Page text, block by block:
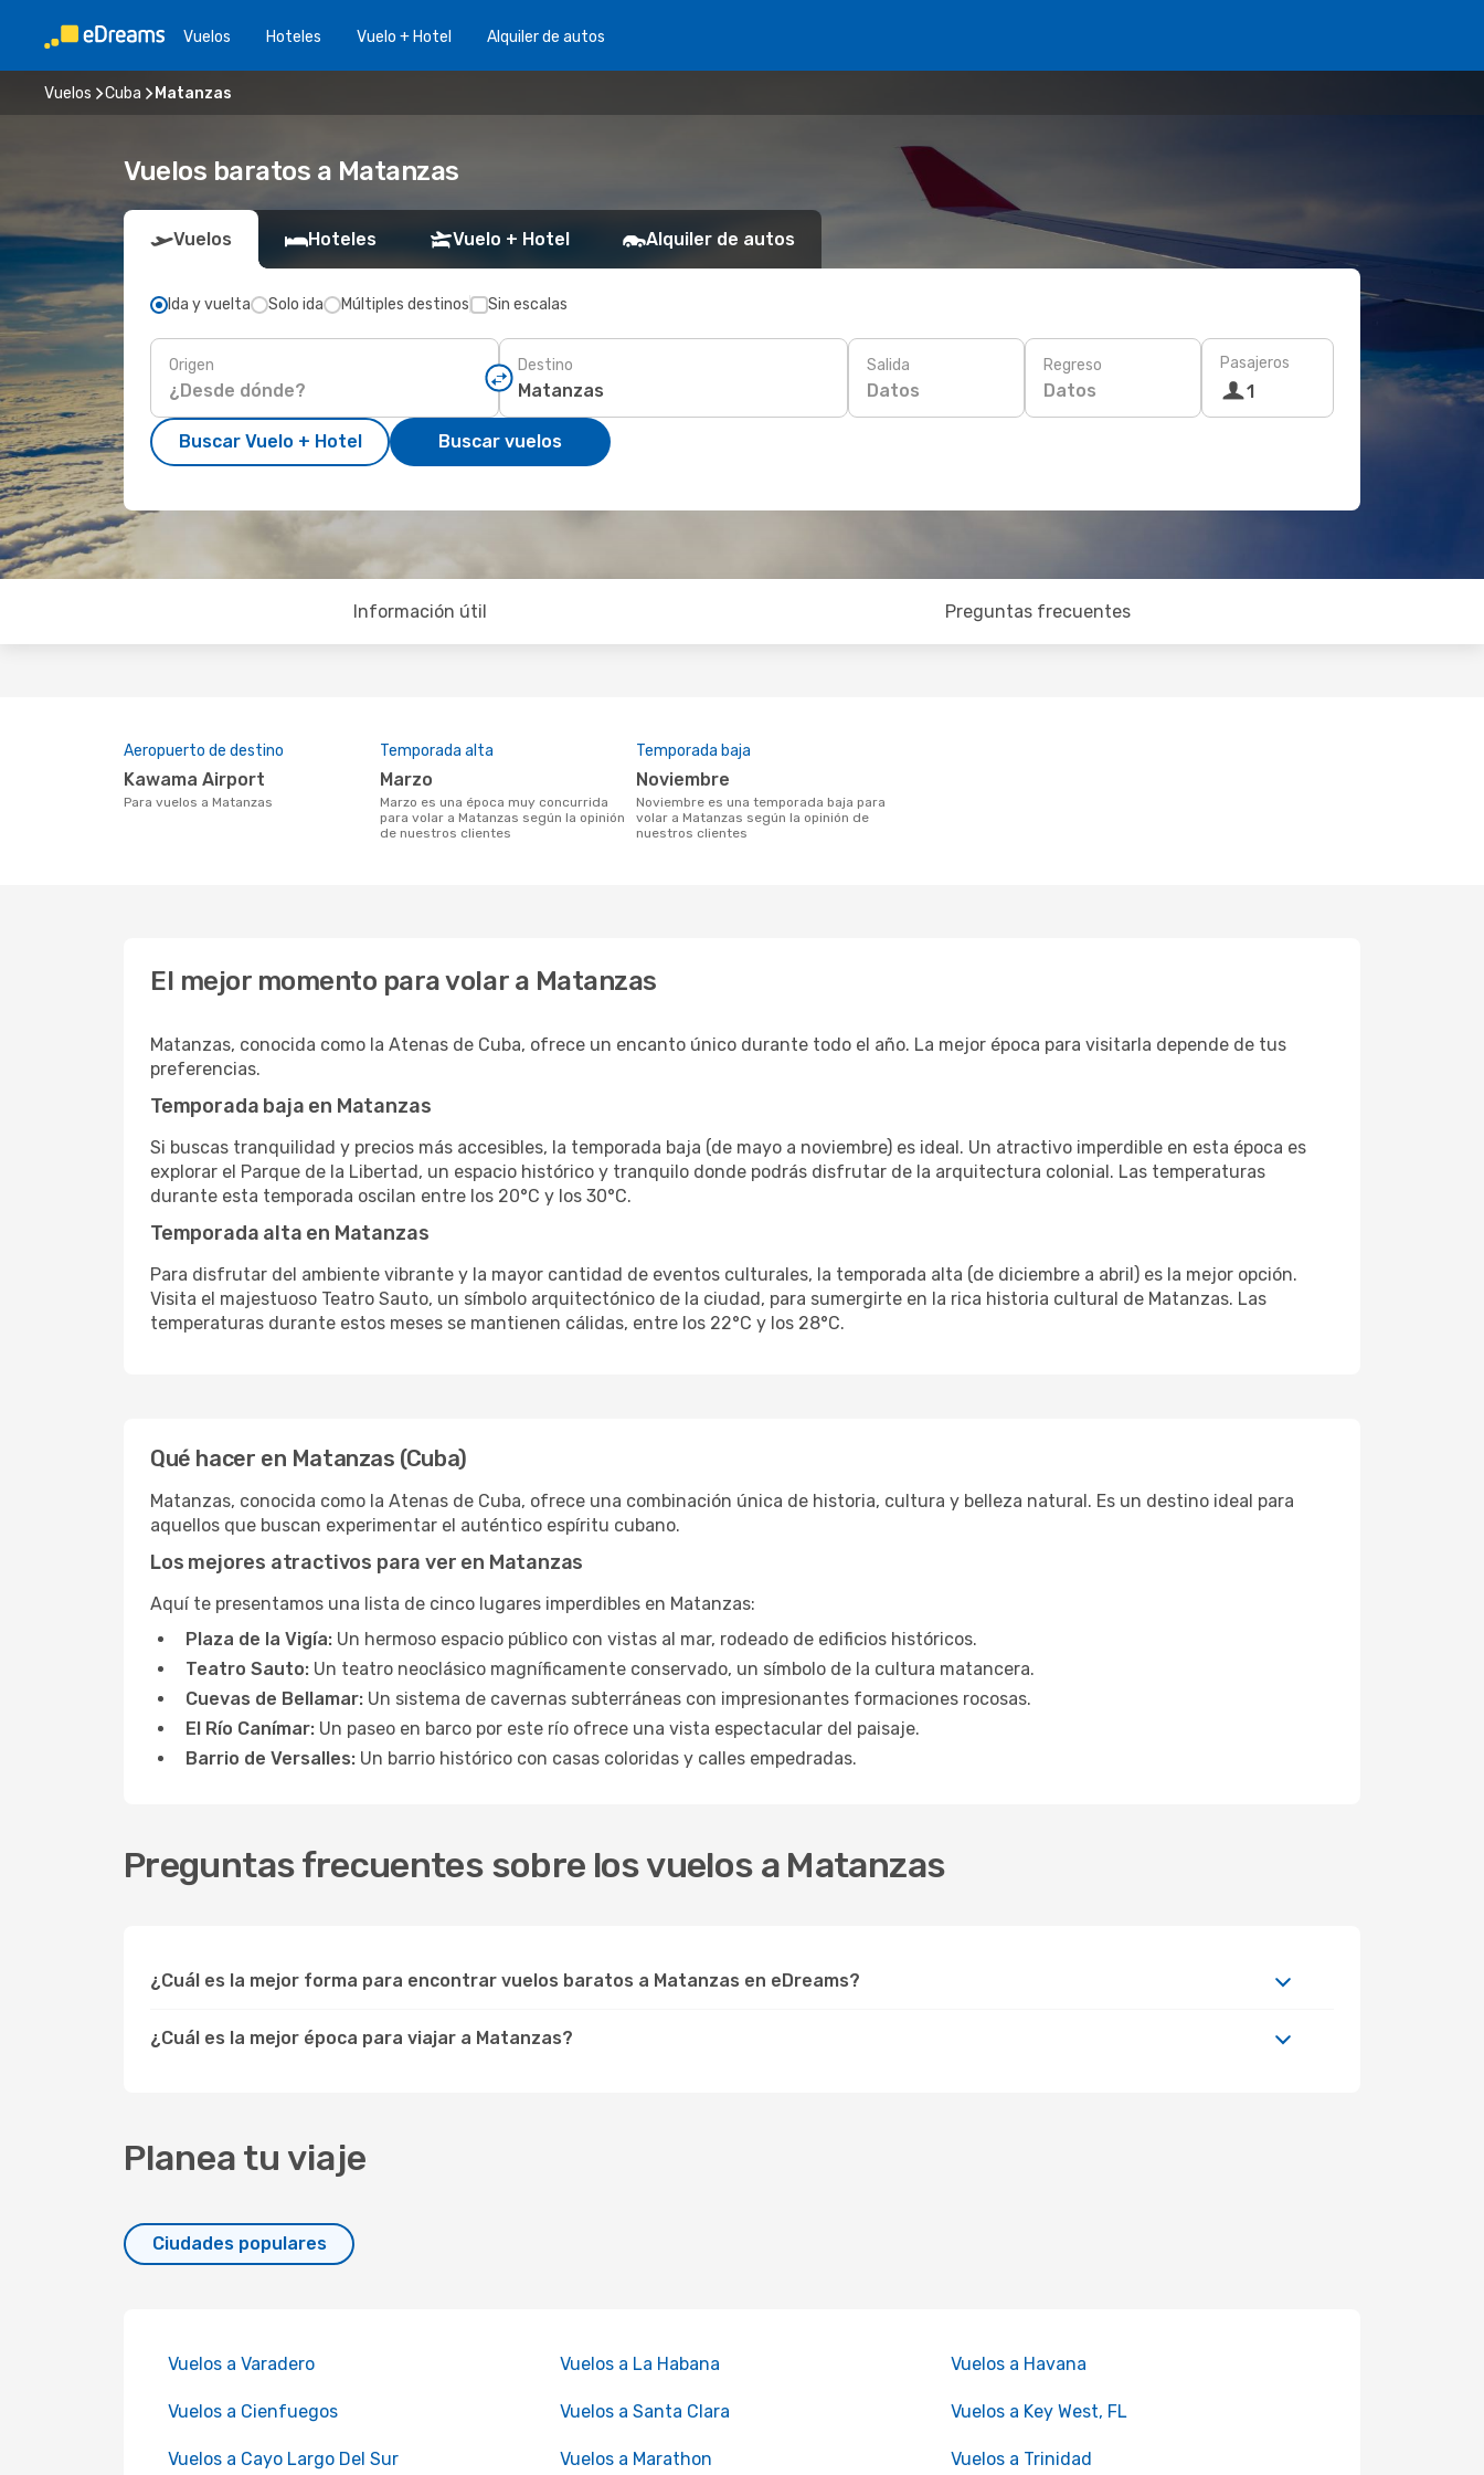
Vuelos Hoteles Vuelo + Hotel Alquiler de autos
Vuelos Cuba Matanzas
Vuelos baratos a Matanzas
Vuelos Hoteles Vuelo + Hotel Alquiler de autos
Ida y vuelta Solo ida Múltiples destinos Sin escalas
Origen Destino Salida
Datos
Regreso
Datos
Pasajeros
1
Buscar Vuelo + Hotel Buscar vuelos
Información útil Preguntas frecuentes
Aeropuerto de destino
Kawama Airport
Para vuelos a Matanzas
Temporada alta
marzo
marzo es una época muy concurrida
para volar a Matanzas según la opinión
de nuestros clientes
Temporada baja
noviembre
noviembre es una temporada baja para
volar a Matanzas según la opinión de
nuestros clientes
El mejor momento para volar a Matanzas
Matanzas, conocida como la Atenas de Cuba, ofrece un encanto único durante todo el año. La mejor época para visitarla depende de tus
preferencias.
Temporada baja en Matanzas
Si buscas tranquilidad y precios más accesibles, la temporada baja (de mayo a noviembre) es ideal. Un atractivo imperdible en esta época es
explorar el Parque de la Libertad, un espacio histórico y tranquilo donde podrás disfrutar de la arquitectura colonial. Las temperaturas
durante esta temporada oscilan entre los 20°C y los 30°C.
Temporada alta en Matanzas
Para disfrutar del ambiente vibrante y la mayor cantidad de eventos culturales, la temporada alta (de diciembre a abril) es la mejor opción.
Visita el majestuoso Teatro Sauto, un símbolo arquitectónico de la ciudad, para sumergirte en la rica historia cultural de Matanzas. Las
temperaturas durante estos meses se mantienen cálidas, entre los 22°C y los 28°C.
Qué hacer en Matanzas (Cuba)
Matanzas, conocida como la Atenas de Cuba, ofrece una combinación única de historia, cultura y belleza natural. Es un destino ideal para
aquellos que buscan experimentar el auténtico espíritu cubano.
Los mejores atractivos para ver en Matanzas
Aquí te presentamos una lista de cinco lugares imperdibles en Matanzas:
Plaza de la Vigía: Un hermoso espacio público con vistas al mar, rodeado de edificios históricos.
Teatro Sauto: Un teatro neoclásico magníficamente conservado, un símbolo de la cultura matancera.
Cuevas de Bellamar: Un sistema de cavernas subterráneas con impresionantes formaciones rocosas.
El Río Canímar: Un paseo en barco por este río ofrece una vista espectacular del paisaje.
Barrio de Versalles: Un barrio histórico con casas coloridas y calles empedradas.
Preguntas frecuentes sobre los vuelos a Matanzas
¿Cuál es la mejor forma para encontrar vuelos baratos a Matanzas en eDreams?
¿Cuál es la mejor época para viajar a Matanzas?
Planea tu viaje
Ciudades populares
Vuelos a Varadero Vuelos a La Habana Vuelos a Havana
Vuelos a Cienfuegos Vuelos a Santa Clara Vuelos a Key West, FL
Vuelos a Cayo Largo Del Sur Vuelos a Marathon Vuelos a Trinidad